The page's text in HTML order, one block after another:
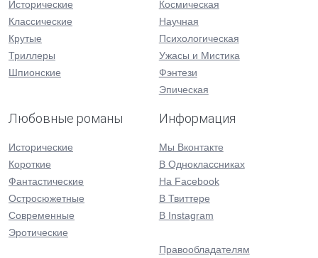
Исторические
Классические
Крутые
Триллеры
Шпионские
Космическая
Научная
Психологическая
Ужасы и Мистика
Фэнтези
Эпическая
Любовные романы
Исторические
Короткие
Фантастические
Остросюжетные
Современные
Эротические
Информация
Мы Вконтакте
В Одноклассниках
На Facebook
В Твиттере
В Instagram
Правообладателям